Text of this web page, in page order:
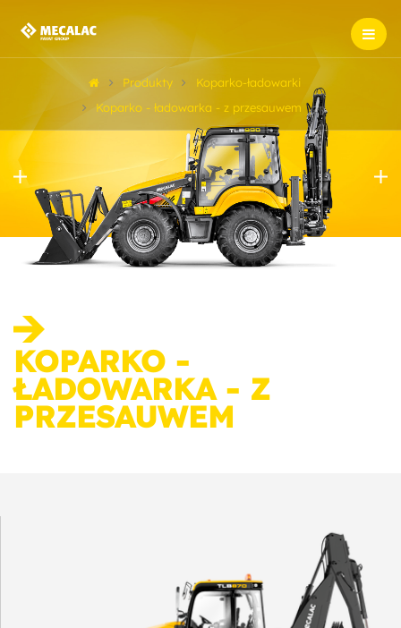
Produkty
Koparko-ładowarki
Koparko - ładowarka - z przesauwem
KOPARKO -
ŁADOWARKA - Z
PRZESAUWEM